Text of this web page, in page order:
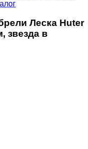
Леска Huter
звезда в